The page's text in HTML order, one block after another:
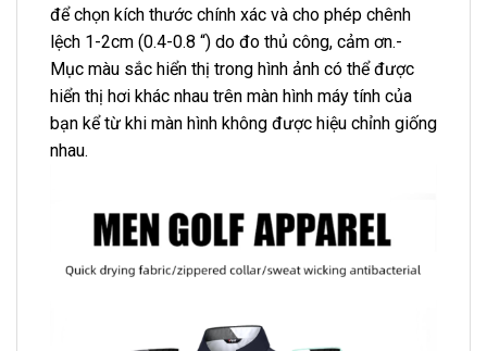
để chọn kích thước chính xác và cho phép chênh
lệch 1-2cm (0.4-0.8 “) do đo thủ công, cảm ơn.-
Mục màu sắc hiển thị trong hình ảnh có thể được
hiển thị hơi khác nhau trên màn hình máy tính của
bạn kể từ khi màn hình không được hiệu chỉnh giống
nhau.